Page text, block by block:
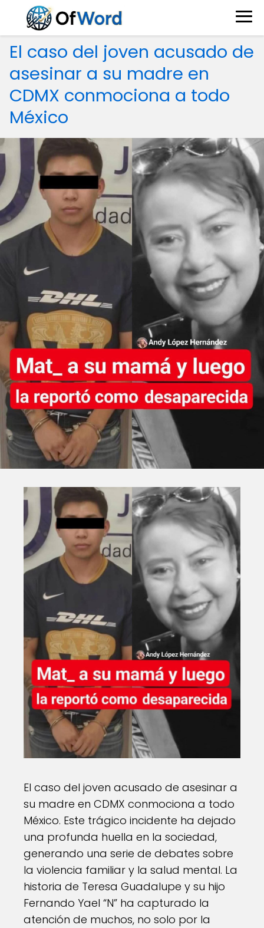
El caso del joven acusado de
asesinar a su madre en
CDMX conmociona a todo
México
El caso del joven acusado de asesinar a
su madre en CDMX conmociona a todo
México. Este trágico incidente ha dejado
una profunda huella en la sociedad,
generando una serie de debates sobre
la violencia familiar y la salud mental. La
historia de Teresa Guadalupe y su hijo
Fernando Yael “N” ha capturado la
atención de muchos, no solo por la